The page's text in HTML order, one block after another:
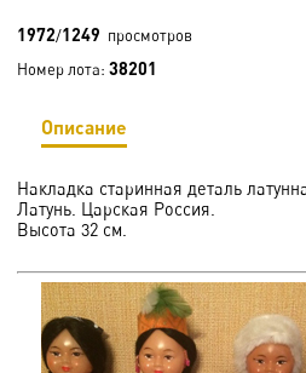
1972/1249 просмотров
Номер лота: 38201
Описание
Накладка старинная деталь
Латунь. Царская Россия.
Высота 32 см.